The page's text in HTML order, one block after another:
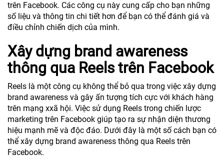
trên Facebook. Các công cụ này cung cấp cho bạn những
số liệu và thông tin chi tiết hơn để bạn có thể đánh giá và
điều chỉnh chiến dịch của mình.
Xây dựng brand awareness
thông qua Reels trên Facebook
Reels là một công cụ không thể bỏ qua trong việc xây dựng
brand awareness và gây ấn tượng tích cực với khách hàng
trên mạng xxã hội. Việc sử dụng Reels trong chiến lược
marketing trên Facebook giúp tạo ra sự nhận diện thương
hiệu mạnh mẽ và độc đáo. Dưới đây là một số cách bạn có
thể xây dựng brand awareness thông qua Reels trên
Facebook.